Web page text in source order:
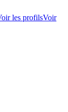
les profilsVoir